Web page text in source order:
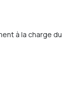
à la charge du